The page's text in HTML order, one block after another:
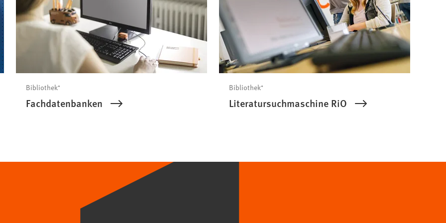
Bibliothek⁺
Fachdatenbanken
Bibliothek⁺
Literatursuchmaschine RiO